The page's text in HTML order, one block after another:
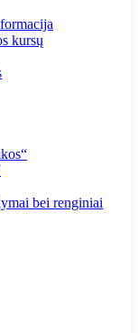
kursų
bei renginiai